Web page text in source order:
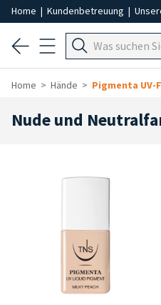
Home | Kundenbetreuung |
Home Hände Pigmenta
Nude und